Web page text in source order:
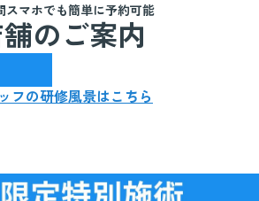
スマホでも簡単に予約可能
のご案内
フの研修風景はこちら